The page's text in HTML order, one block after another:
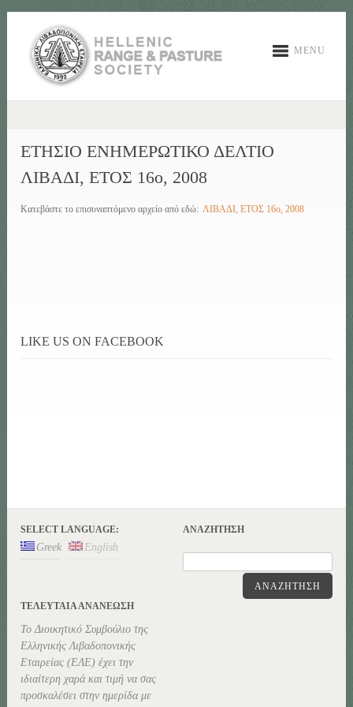
MENU
ΕΤΗΣΙΟ ΕΝΗΜΕΡΩΤΙΚΟ ΔΕΛΤΙΟ
ΛΙΒΑΔΙ, ΕΤΟΣ 16ο, 2008
Κατεβάστε το επισυναπτόμενο αρχείο από εδώ:ΛΙΒΑΔΙ, ΕΤΟΣ 16ο, 2008
LIKE US ON FACEBOOK
SELECT LANGUAGE:
Greek English
ΑΝΑΖΉΤΗΣΗ
ΑΝΑΖΉΤΗΣΗ
ΤΕΛΕΥΤΑΊΑ ΑΝΑΝΕΏΣΗ
Το Διοικητικό Συμβούλιο της
Ελληνικής Λιβαδοπονικής
Εταιρείας (ΕΛΕ) έχει την
ιδιαίτερη χαρά και τιμή να σας
προσκαλέσει στην ημερίδα με